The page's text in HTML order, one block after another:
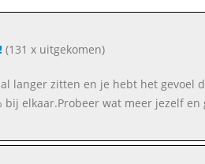
(131 x uitgekomen)
al langer zitten en je hebt het
bij elkaar.Probeer wat meer jezelf